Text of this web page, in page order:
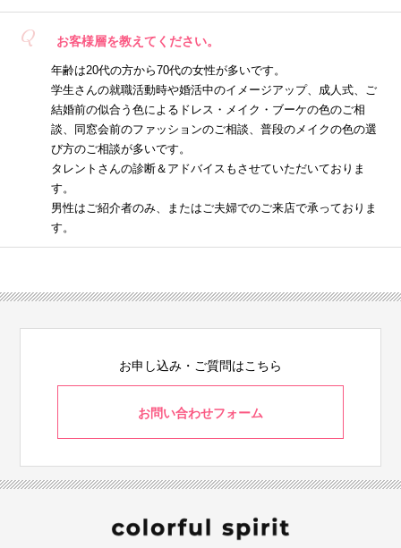
Q お客様層を教えてください。
年齢は20代の方から70代の女性が多いです。
学生さんの就職活動時や婚活中のイメージアップ、成人式、ご
結婚前の似合う色によるドレス・メイク・ブーケの色のご相
談、同窓会前のファッションのご相談、普段のメイクの色の選
び方のご相談が多いです。
タレントさんの診断＆アドバイスもさせていただいておりま
す。
男性はご紹介者のみ、またはご夫婦でのご来店で承っておりま
す。
お申し込み・ご質問はこちら
お問い合わせフォーム